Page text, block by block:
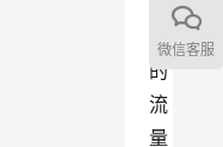
适
的
流
量
微信客服